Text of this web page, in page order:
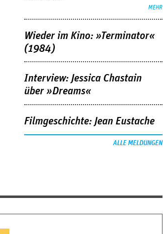
MEHR
Wieder im Kino: »Terminator«
(1984)
Interview: Jessica Chastain
über »Dreams«
Filmgeschichte: Jean Eustache
ALLE MELDUNGEN